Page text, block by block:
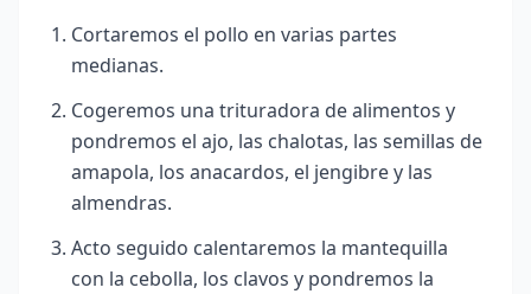
Cortaremos el pollo en varias partes
medianas.
Cogeremos una trituradora de alimentos y
pondremos el ajo, las chalotas, las semillas de
amapola, los anacardos, el jengibre y las
almendras.
Acto seguido calentaremos la mantequilla
con la cebolla, los clavos y pondremos la